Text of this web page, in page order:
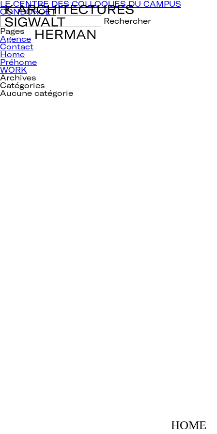
Navigation
de
l’article
LE CENTRE DES COLLOQUES DU CAMPUS
CONDORCET
Rechercher :
Pages
Agence
Contact
Home
Préhome
WORK
Archives
Catégories
Aucune catégorie